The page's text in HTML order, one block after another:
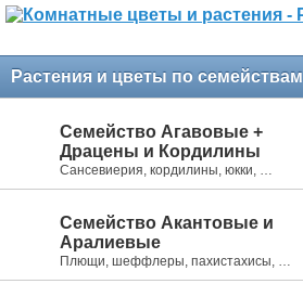
Растения и цветы по семействам
Семейство Агавовые +
Драцены и Кордилины
Сансевиерия, кордилины, юкки, …
Семейство Акантовые и
Аралиевые
Плющи, шеффлеры, пахистахисы, …